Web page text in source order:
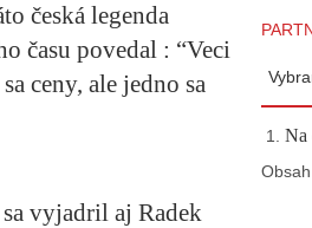
česká legenda
času povedal : “Veci
ceny, ale jedno sa
vyjadril aj Radek
Na